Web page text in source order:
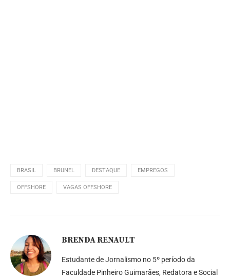
BRASIL BRUNEL DESTAQUE EMPREGOS
OFFSHORE VAGAS OFFSHORE
BRENDA RENAULT
Estudante de Jornalismo no 5º período da
Faculdade Pinheiro Guimarães, Redatora e Social